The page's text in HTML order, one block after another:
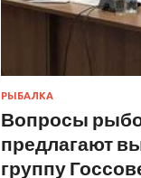
РЫБАЛКА
Вопросы
предлагают
группу